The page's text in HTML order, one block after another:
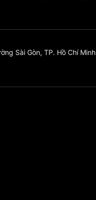
Sài Gòn, TP. Hồ Chí Minh